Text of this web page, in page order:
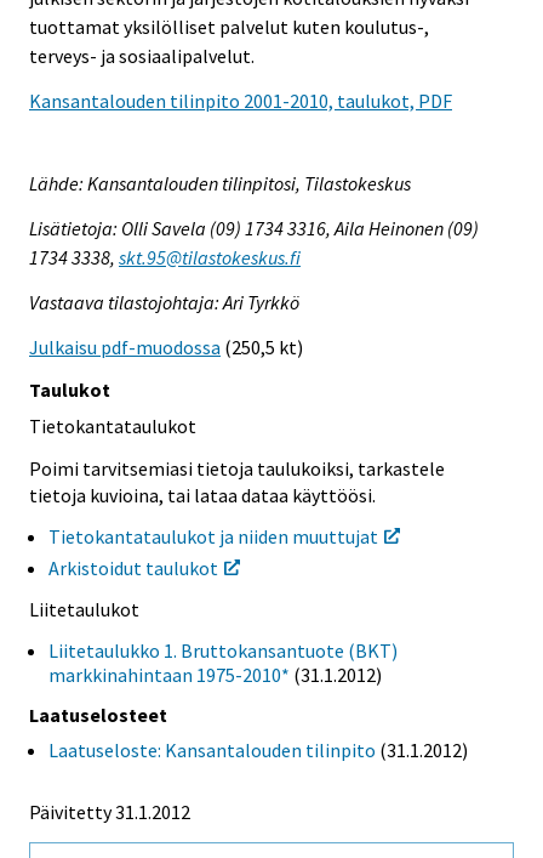
tuottamat yksilölliset palvelut kuten koulutus-,
terveys- ja sosiaalipalvelut.
Kansantalouden tilinpito 2001-2010, taulukot, PDF
Lähde: Kansantalouden tilinpitosi, Tilastokeskus
Lisätietoja: Olli Savela (09) 1734 3316, Aila Heinonen (09)
1734 3338, skt.95@tilastokeskus.fi
Vastaava tilastojohtaja: Ari Tyrkkö
Julkaisu pdf-muodossa (250,5 kt)
Taulukot
Tietokantataulukot
Poimi tarvitsemiasi tietoja taulukoiksi, tarkastele
tietoja kuvioina, tai lataa dataa käyttöösi.
Tietokantataulukot ja niiden muuttujat
Arkistoidut taulukot
Liitetaulukot
Liitetaulukko 1. Bruttokansantuote (BKT)
markkinahintaan 1975-2010* (31.1.2012)
Laatuselosteet
Laatuseloste: Kansantalouden tilinpito (31.1.2012)
Päivitetty 31.1.2012